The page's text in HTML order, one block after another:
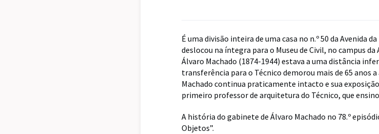
É uma divisão inteira de uma casa no n.º 50 da Avenida
deslocou na íntegra para o Museu de Civil, no campus
Álvaro Machado (1874-1944) estava a uma distância
transferência para o Técnico demorou mais de 65 anos
Machado continua praticamente intacto e sua
primeiro professor de arquitetura do Técnico, que
A história do gabinete de Álvaro Machado no 78.º
Objetos”.